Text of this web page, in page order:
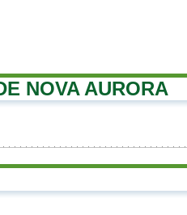
NOVA AURORA